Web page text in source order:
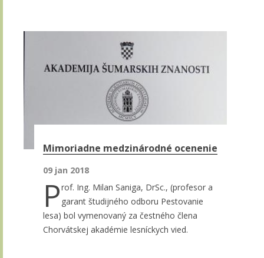
Mimoriadne medzinárodné ocenenie
09 jan 2018
Prof. Ing. Milan Saniga, DrSc., (profesor a
garant študijného odboru Pestovanie
lesa) bol vymenovaný za čestného člena
Chorvátskej akadémie lesníckych vied.